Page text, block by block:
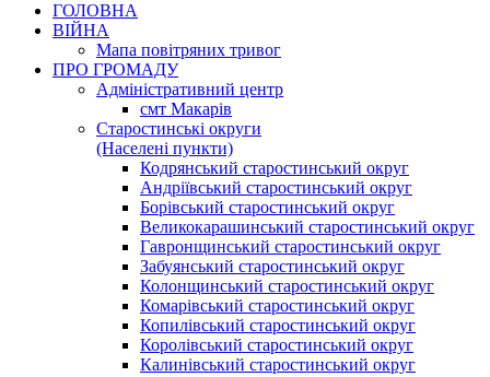
ГОЛОВНА
ВІЙНА
Мапа повітряних тривог
ПРО ГРОМАДУ
Aдміністративний центр
смт Макарів
Старостинські округи
(Населені пункти)
Кодрянський старостинський округ
Андріївський старостинський округ
Борівський старостинський округ
Великокарашинський старостинський округ
Гавронщинський старостинський округ
Забуянський старостинський округ
Колонщинський старостинський округ
Комарівський старостинський округ
Копилівський старостинський округ
Королівський старостинський округ
Калинівський старостинський округ